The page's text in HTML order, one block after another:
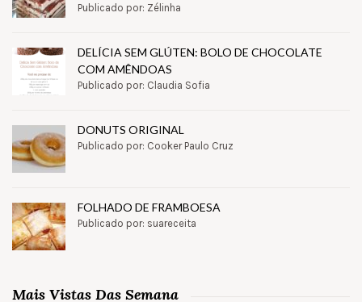
Publicado por: Zélinha
DELÍCIA SEM GLÚTEN: BOLO DE CHOCOLATE
COM AMÊNDOAS
Publicado por: Claudia Sofia
DONUTS ORIGINAL
Publicado por: Cooker Paulo Cruz
FOLHADO DE FRAMBOESA
Publicado por: suareceita
Mais Vistas Das Semana